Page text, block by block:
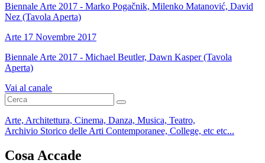
Biennale Arte 2017 - Marko Pogačnik, Milenko Matanović, David
Nez (Tavola Aperta)
Arte 17 Novembre 2017
Biennale Arte 2017 - Michael Beutler, Dawn Kasper (Tavola
Aperta)
Vai al canale
Arte, Architettura, Cinema, Danza, Musica, Teatro,
Archivio Storico delle Arti Contemporanee, College, etc etc...
Cosa Accade